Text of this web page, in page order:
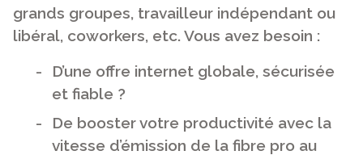
grands groupes, travailleur indépendant ou
libéral, coworkers, etc. Vous avez besoin :
D’une offre internet globale, sécurisée
et fiable ?
De booster votre productivité avec la
vitesse d’émission de la fibre pro au